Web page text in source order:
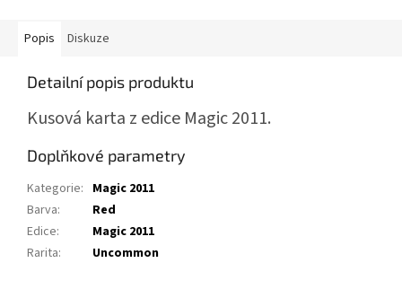
Popis Diskuze
Detailní popis produktu
Kusová karta z edice Magic 2011.
Doplňkové parametry
Kategorie: Magic 2011
Barva:
Red
Edice:
Magic 2011
Rarita: Uncommon